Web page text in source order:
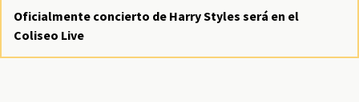
Oficialmente concierto de Harry Styles será en el
Coliseo Live